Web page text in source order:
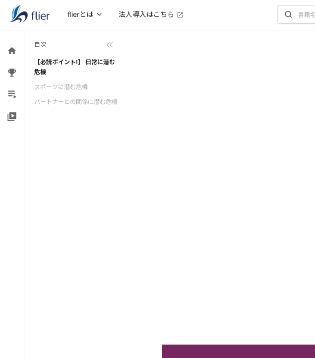
flierとは 法人導入はこちら
目次
【必読ポイント!】 日常に潜む
危機
スポーツに潜む危機
パートナーとの関係に潜む危機